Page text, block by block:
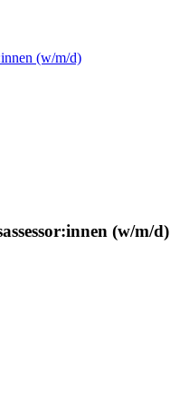
(w/m/d)
(w/m/d)